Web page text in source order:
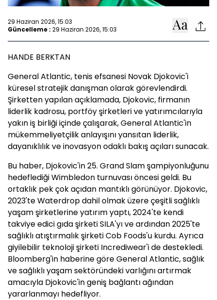
29 Haziran 2026, 15:03
Güncelleme : 29 Haziran 2026, 15:03
HANDE BERKTAN
General Atlantic, tenis efsanesi Novak Djokovic'i
küresel stratejik danışman olarak görevlendirdi.
Şirketten yapılan açıklamada, Djokovic, firmanın
liderlik kadrosu, portföy şirketleri ve yatırımcılarıyla
yakın iş birliği içinde çalışarak, General Atlantic'in
mükemmeliyetçilik anlayışını yansıtan liderlik,
dayanıklılık ve inovasyon odaklı bakış açıları sunacak.
Bu haber, Djokovic'in 25. Grand Slam şampiyonluğunu
hedeflediği Wimbledon turnuvası öncesi geldi. Bu
ortaklık pek çok açıdan mantıklı görünüyor. Djokovic,
2023'te Waterdrop dahil olmak üzere çeşitli sağlıklı
yaşam şirketlerine yatırım yaptı, 2024'te kendi
takviye edici gıda şirketi SILA'yı ve ardından 2025'te
sağlıklı atıştırmalık şirketi Cob Foods'u kurdu. Ayrıca
giyilebilir teknoloji şirketi Incrediwear'i de destekledi.
Bloomberg'in haberine göre General Atlantic, sağlık
ve sağlıklı yaşam sektöründeki varlığını artırmak
amacıyla Djokovic'in geniş bağlantı ağından
yararlanmayı hedefliyor.